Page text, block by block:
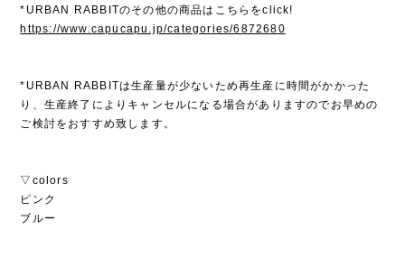
*URBAN RABBITのその他の商品はこちらをclick!
https://www.capucapu.jp/categories/6872680
*URBAN RABBITは生産量が少ないため再生産に時間がかかった
り、生産終了によりキャンセルになる場合がありますのでお早めの
ご検討をおすすめ致します。
▽colors
ピンク
ブルー